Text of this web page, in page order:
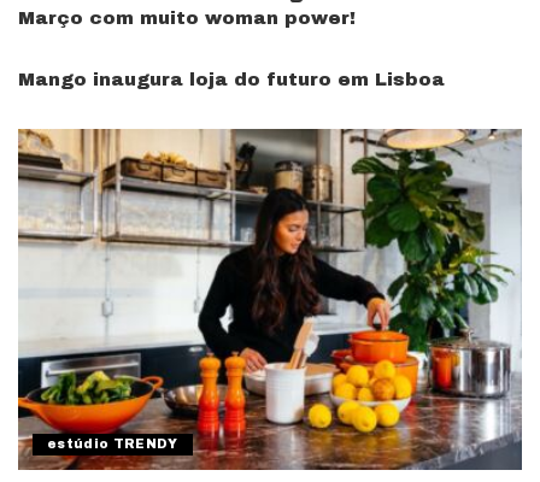
Março com muito woman power!
Mango inaugura loja do futuro em Lisboa
estúdio TRENDY